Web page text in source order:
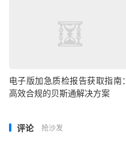
电子版加急质检报告获取指南：
高效合规的贝斯通解决方案
评论 抢沙发